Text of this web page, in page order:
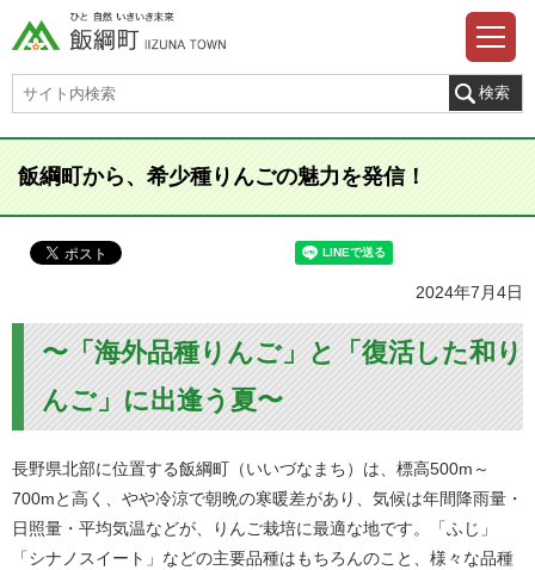
飯綱町から、希少種りんごの魅力を発信！
2024年7月4日
〜「海外品種りんご」と「復活した和り
んご」に出逢う夏〜
長野県北部に位置する飯綱町（いいづなまち）は、標高500m～
700mと高く、やや冷涼で朝晩の寒暖差があり、気候は年間降雨量・
日照量・平均気温などが、りんご栽培に最適な地です。「ふじ」
「シナノスイート」などの主要品種はもちろんのこと、様々な品種